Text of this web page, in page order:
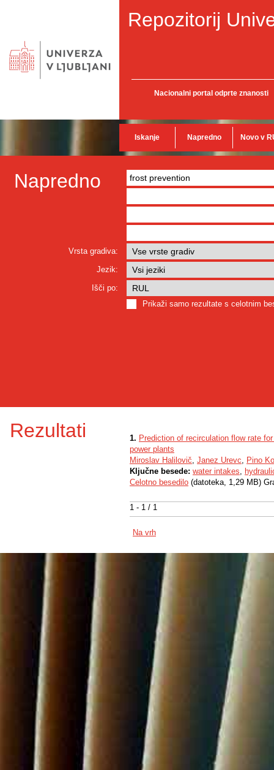
Repozitorij
Nacionalni portal odprte znanosti
Iskanje Napredno Novo v
Napredno
Vrsta gradiva:
Jezik:
Išči po:
Prikaži samo rezultate s celotnim
Rezultati
1 - 1 / 1
1. Prediction of recirculation flow rate
power plants
Miroslav Halilovič, Janez Urevc, Pino
Ključne besede: water intakes,
Celotno besedilo (datoteka, 1,29 MB)
Na vrh